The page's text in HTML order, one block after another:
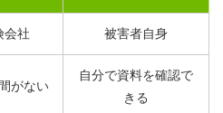
会社 被害者自身
がない
自分で資料を確認で
きる